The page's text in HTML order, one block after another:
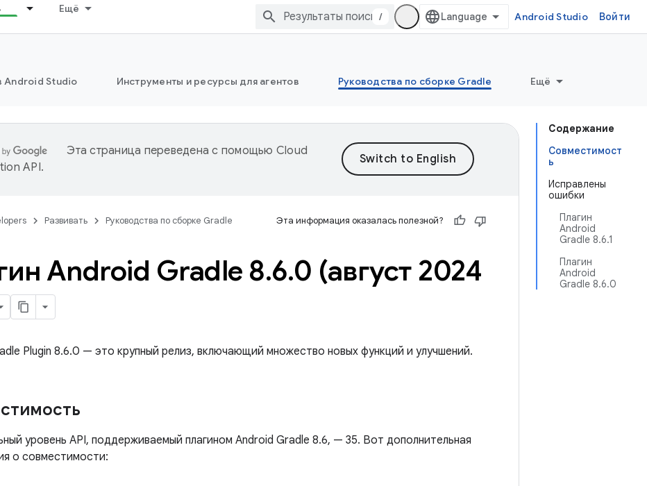
Ещё
/ Android Studio Войти
Android Studio Инструменты и ресурсы для агентов Руководства по сборке Gradle Ещё
Содержание
Совместимост
ь
Исправлены
ошибки
Плагин
Android
Gradle 8.6.1
Плагин
Android
Gradle 8.6.0
Эта страница переведена с помощью Cloud
API.
Развивать Руководства по сборке Gradle Эта информация оказалась полезной?
Android Gradle 8.6.0 (август 2024
Plugin 8.6.0 — это крупный релиз, включающий множество новых функций и улучшений.
уровень API, поддерживаемый плагином Android Gradle 8.6, — 35. Вот дополнительная
о совместимости: